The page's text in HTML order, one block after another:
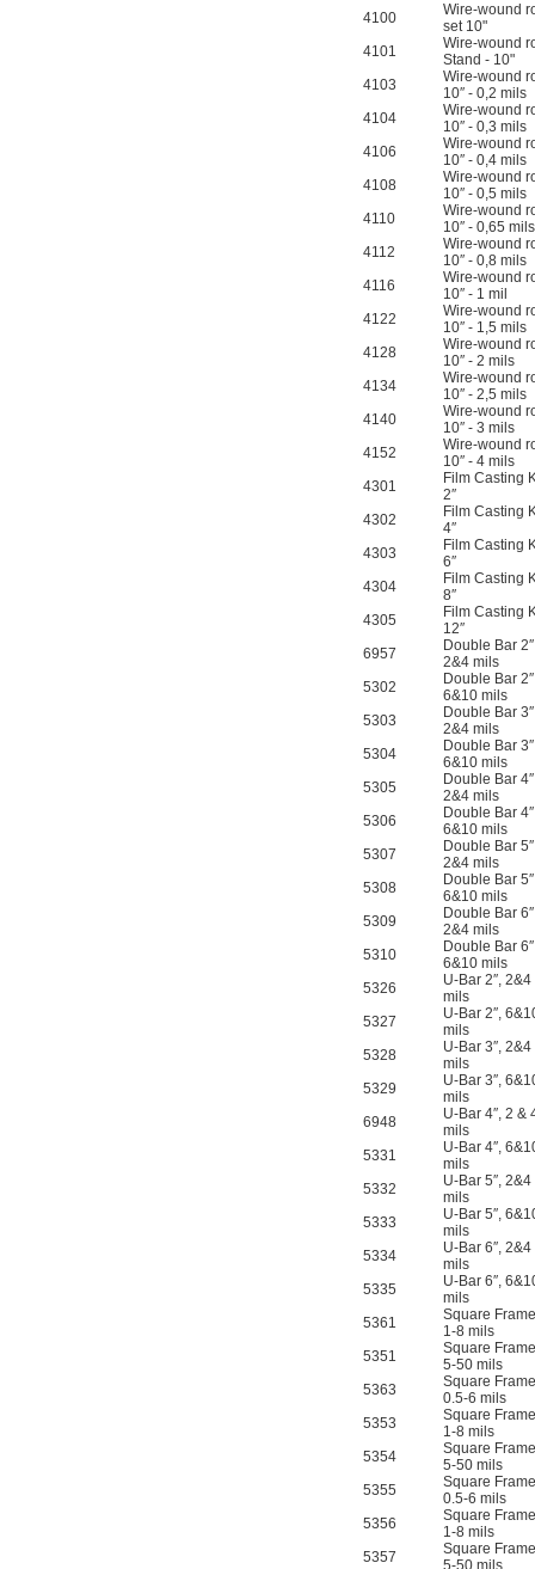
4100
Wire-wound
set 10"
4101
Wire-wound
Stand - 10"
4103
Wire-wound
10″ - 0,2 mils
4104
Wire-wound
10″ - 0,3 mils
4106
Wire-wound
10″ - 0,4 mils
4108
Wire-wound
10″ - 0,5 mils
4110
Wire-wound
10″ - 0,65
4112
Wire-wound
10″ - 0,8 mils
4116
Wire-wound
10″ - 1 mil
4122
Wire-wound
10″ - 1,5 mils
4128
Wire-wound
10″ - 2 mils
4134
Wire-wound
10″ - 2,5 mils
4140
Wire-wound
10″ - 3 mils
4152
Wire-wound
10″ - 4 mils
4301
Film Casting
2″
4302
Film Casting
4″
4303
Film Casting
6″
4304
Film Casting
8″
4305
Film Casting
12″
6957
Double Bar
2&4 mils
5302
Double Bar
6&10 mils
5303
Double Bar
2&4 mils
5304
Double Bar
6&10 mils
5305
Double Bar
2&4 mils
5306
Double Bar
6&10 mils
5307
Double Bar
2&4 mils
5308
Double Bar
6&10 mils
5309
Double Bar
2&4 mils
5310
Double Bar
6&10 mils
5326
U-Bar 2″, 2&4
mils
5327
U-Bar 2″,
mils
5328
U-Bar 3″, 2&4
mils
5329
U-Bar 3″,
mils
6948
U-Bar 4″, 2 &
mils
5331
U-Bar 4″,
mils
5332
U-Bar 5″, 2&4
mils
5333
U-Bar 5″,
mils
5334
U-Bar 6″, 2&4
mils
5335
U-Bar 6″,
mils
5361
Square
1-8 mils
5351
Square
5-50 mils
5363
Square
0.5-6 mils
5353
Square
1-8 mils
5354
Square
5-50 mils
5355
Square
0.5-6 mils
5356
Square
1-8 mils
5357
Square
5-50 mils